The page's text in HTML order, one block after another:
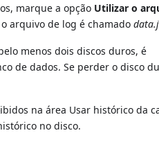
marque a opção Utilizar o
arquivo de log é chamado
menos dois discos duros, é
de dados. Se perder o disco
na área Usar histórico da
no disco.